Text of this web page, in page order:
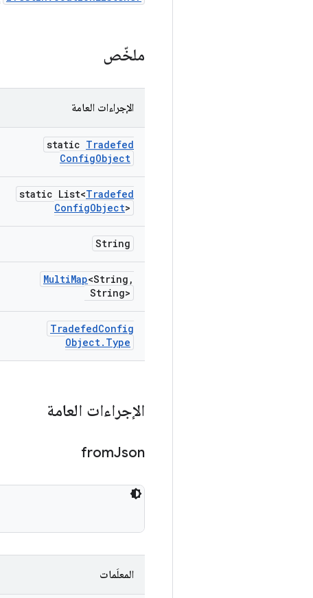
ملخّص
الإجراءات العامة
static Tradefed
ConfigObject
static List<Tradefed
ConfigObject>
String
MultiMap<String ,
String>
TradefedConfig
Object. Type
الإجراءات العامة
fromJson
المعلَمات